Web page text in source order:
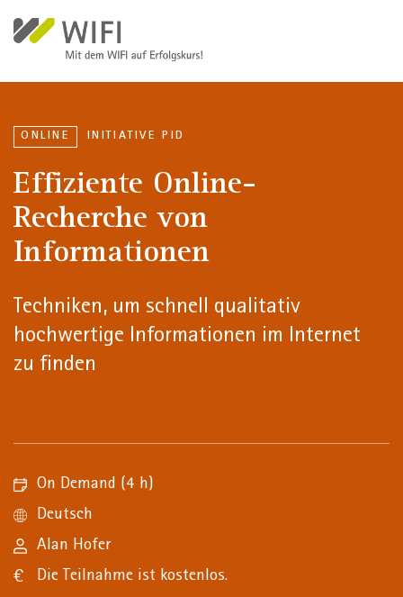
screen
start
the
All
Accessibility
screen
reader,
shortcut
activates
the
screen
reader
INITIATIVE PID
ONLINE
Effiziente Online-
Recherche von
Informationen
Techniken, um schnell qualitativ
hochwertige Informationen im Internet
zu finden
On Demand (4 h)
Deutsch
Alan Hofer
Die Teilnahme ist kostenlos.